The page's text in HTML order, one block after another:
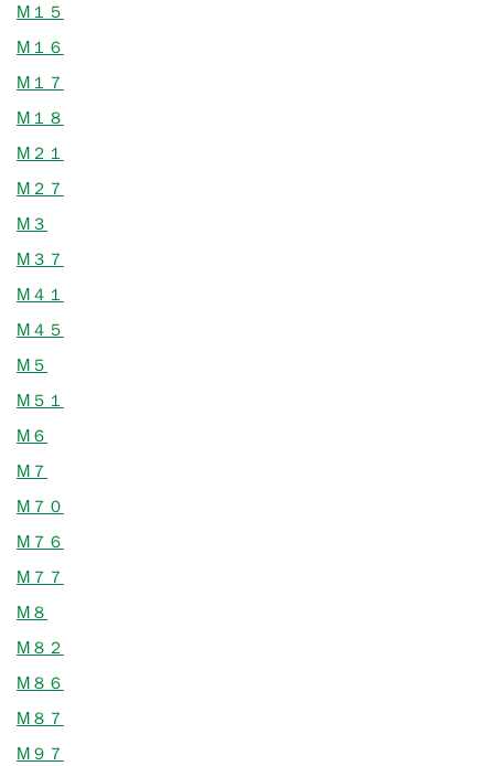
M１５
M１６
M１７
M１８
M２１
M２７
M３
M３７
M４１
M４５
M５
M５１
M６
M７
M７０
M７６
M７７
M８
M８２
M８６
M８７
M９７